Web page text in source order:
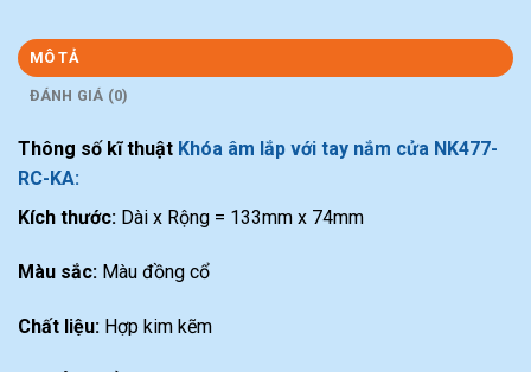
MÔ TẢ
ĐÁNH GIÁ (0)
Thông số kĩ thuật Khóa âm lắp với tay nắm cửa NK477-
RC-KA:
Kích thước: Dài x Rộng = 133mm x 74mm
Màu sắc: Màu đồng cổ
Chất liệu: Hợp kim kẽm